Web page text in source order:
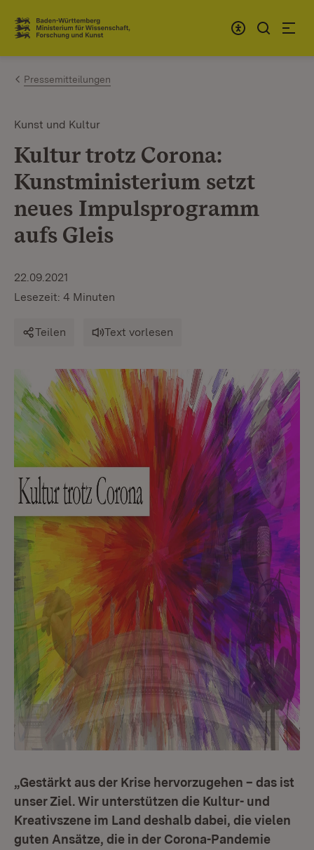
Zum Inhalt springen
Link zur Startseite
Pressemitteilungen
Kunst und Kultur
Kultur trotz Corona:
Kunstministerium setzt
neues Impulsprogramm
aufs Gleis
22.09.2021
Lesezeit: 4 Minuten
Teilen Text vorlesen
„Gestärkt aus der Krise hervorzugehen – das ist
unser Ziel. Wir unterstützen die Kultur- und
Kreativszene im Land deshalb dabei, die vielen
guten Ansätze, die in der Corona-Pandemie